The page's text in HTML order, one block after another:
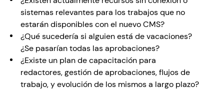
sistemas relevantes para los trabajos que no
estarán disponibles con el nuevo CMS?
¿Qué sucedería si alguien está de vacaciones?
¿Se pasarían todas las aprobaciones?
¿Existe un plan de capacitación para
redactores, gestión de aprobaciones, flujos de
trabajo, y evolución de los mismos a largo plazo?